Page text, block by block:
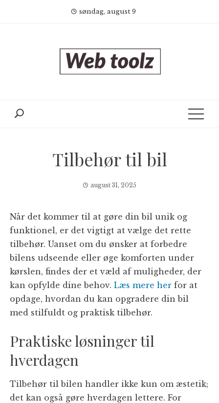
søndag, august 9
Tilbehør til bil
august 31, 2025
Når det kommer til at gøre din bil unik og
funktionel, er det vigtigt at vælge det rette
tilbehør. Uanset om du ønsker at forbedre
bilens udseende eller øge komforten under
kørslen, findes der et væld af muligheder, der
kan opfylde dine behov. Læs mere her for at
opdage, hvordan du kan opgradere din bil
med stilfuldt og praktisk tilbehør.
Praktiske løsninger til
hverdagen
Tilbehør til bilen handler ikke kun om æstetik;
det kan også gøre hverdagen lettere. For